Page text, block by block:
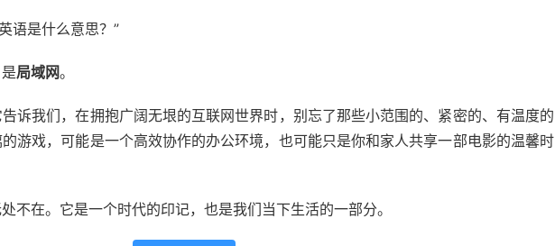
语是什么意思？”
局域网。
诉我们，在拥抱广阔无垠的互联网世界时，别忘了那些小范围的、紧密的、有温度的
游戏，可能是一个高效协作的办公环境，也可能只是你和家人共享一部电影的温馨时
不在。它是一个时代的印记，也是我们当下生活的一部分。